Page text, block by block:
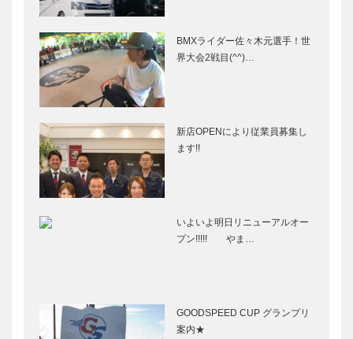
BMXライダー佐々木元選手！世
界大会2戦目(^^)…
新店OPENにより従業員募集し
ます!!
いよいよ明日リニューアルオー
プン!!!!! やま…
GOODSPEED CUP グランプリ
案内★